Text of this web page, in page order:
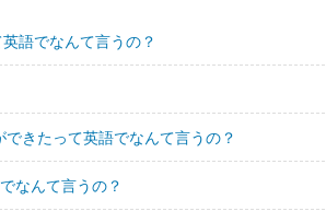
語でなんて言うの？
きたって英語でなんて言うの？
なんて言うの？